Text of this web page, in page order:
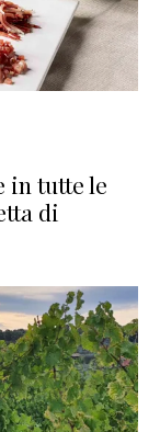
in tutte le
di